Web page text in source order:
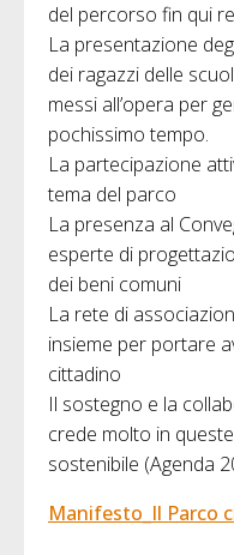
del percorso fin qui
La presentazione
dei ragazzi delle
messi all’opera per
pochissimo tempo.
La partecipazione
tema del parco
La presenza al
esperte di
dei beni comuni
La rete di
insieme per portare
cittadino
Il sostegno e la
crede molto in
sostenibile (Agenda
Manifesto_Il Parco